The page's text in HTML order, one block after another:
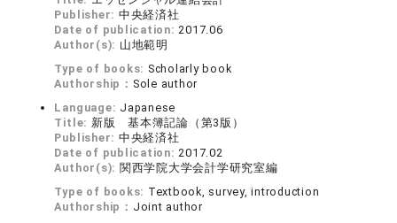
Publisher: 中央経済社
Date of publication:2017.06
Author(s): 山地範明
Type of books: Scholarly book
Authorship： Sole author
Language: Japanese
Title: 新版 基本簿記論（第3版）
Publisher: 中央経済社
Date of publication:2017.02
Author(s): 関西学院大学会計学研究室編
Type of books: Textbook, survey, introduction
Authorship： Joint author